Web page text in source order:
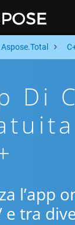
Aspose.Total
Di
l’app
e tra